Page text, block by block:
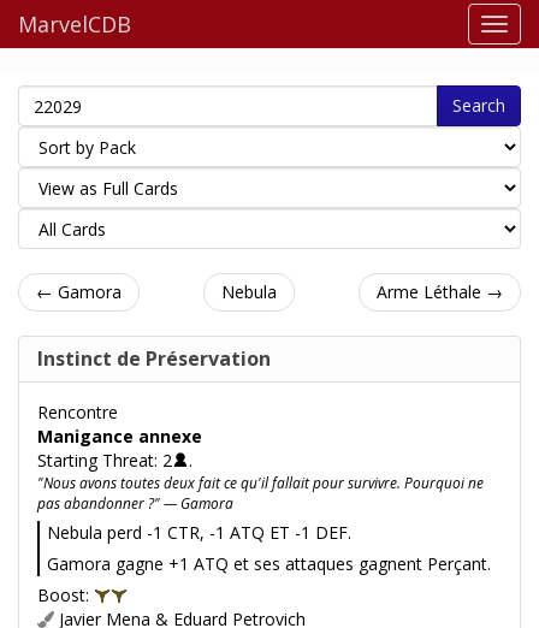
MarvelCDB
Search
← Gamora Nebula Arme Léthale →
Instinct de Préservation
Rencontre
Manigance annexe
Starting Threat: 2
.
"Nous avons toutes deux fait ce qu'il fallait pour survivre. Pourquoi ne
pas abandonner ?" — Gamora
Nebula perd -1 CTR, -1 ATQ ET -1 DEF.
Gamora gagne +1 ATQ et ses attaques gagnent Perçant.
Boost:
Javier Mena & Eduard Petrovich